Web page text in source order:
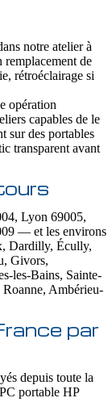
notre atelier à
de
rétroéclairage si
opération
capables de le
sur des portables
transparent avant
Lyon 69005,
— et les environs
Dardilly, Écully,
Givors,
les-Bains, Sainte-
Ambérieu-
par
depuis toute la
portable HP